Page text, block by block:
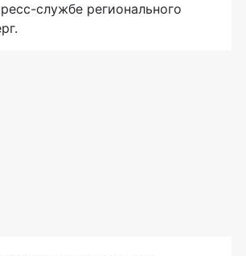
службе регионального